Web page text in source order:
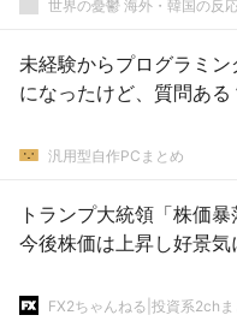
世界の憂鬱 海外・韓国の反
未経験からプログラミン
になったけど、質問ある
汎用型自作PCまとめ
トランプ大統領「株価暴
今後株価は上昇し好景気
FX2ちゃんねる|投資系2chま